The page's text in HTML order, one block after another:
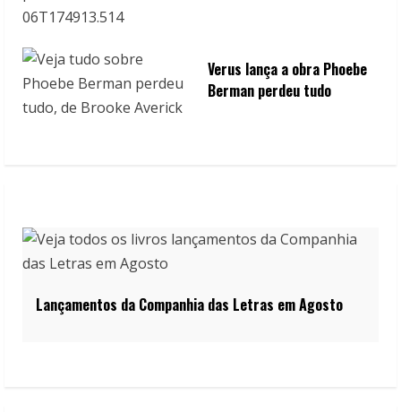
Verus lança a obra Phoebe
Berman perdeu tudo
Lançamentos da Companhia das Letras em Agosto